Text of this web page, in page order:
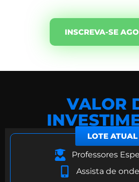
INSCREVA-SE
VALOR
LOTE ATUAL
Professores
Assista de